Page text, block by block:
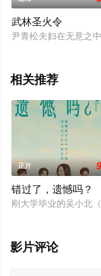
武林圣火令
尹青松夫妇在无意之
相关推荐
正片
错过了，遗憾吗？
刚大学毕业的吴小北
影片评论